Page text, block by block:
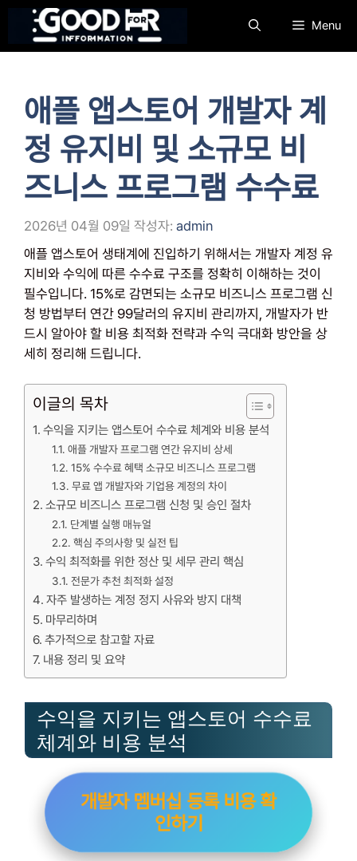
츠
Menu
애플 앱스토어 개발자 계
정 유지비 및 소규모 비
즈니스 프로그램 수수료
2026년 04월 09일 작성자: admin
애플 앱스토어 생태계에 진입하기 위해서는 개발자 계정 유
지비와 수익에 따른 수수료 구조를 정확히 이해하는 것이
필수입니다. 15%로 감면되는 소규모 비즈니스 프로그램 신
청 방법부터 연간 99달러의 유지비 관리까지, 개발자가 반
드시 알아야 할 비용 최적화 전략과 수익 극대화 방안을 상
세히 정리해 드립니다.
이글의 목차
수익을 지키는 앱스토어 수수료 체계와 비용 분석
애플 개발자 프로그램 연간 유지비 상세
15% 수수료 혜택 소규모 비즈니스 프로그램
무료 앱 개발자와 기업용 계정의 차이
소규모 비즈니스 프로그램 신청 및 승인 절차
단계별 실행 매뉴얼
핵심 주의사항 및 실전 팁
수익 최적화를 위한 정산 및 세무 관리 핵심
전문가 추천 최적화 설정
자주 발생하는 계정 정지 사유와 방지 대책
마무리하며
추가적으로 참고할 자료
내용 정리 및 요약
수익을 지키는 앱스토어 수수료
체계와 비용 분석
개발자 멤버십 등록 비용 확
인하기